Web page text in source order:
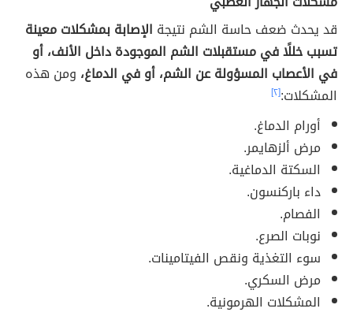
قد يحدث ضعف حاسة الشم نتيجة الإصابة بمشكلات معينة
تسبب خللًا في مستقبلات الشم الموجودة داخل الأنف، أو
في الأعصاب المسؤولة عن الشم، أو في الدماغ، ومن هذه
المشكلات:[٢]
أورام الدماغ.
مرض ألزهايمر.
السكتة الدماغية.
داء باركنسون.
الفصام.
نوبات الصرع.
سوء التغذية ونقص الفيتامينات.
مرض السكري.
المشكلات الهرمونية.